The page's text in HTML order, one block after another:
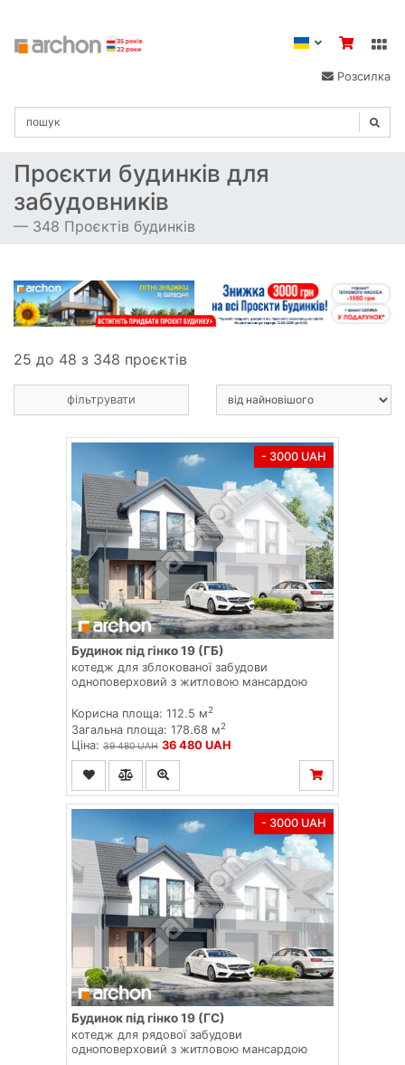
Розсилка
Проєкти будинків для
забудовників
348 Проєктів будинків
25 до 48 з 348 проєктів
фільтрувати
- 3000 UAH
Будинок під гінко 19 (ГБ)
котедж для зблокованої забудови
одноповерховий з житловою мансардою
Корисна площа: 112.5 м2
Загальна площа: 178.68 м2
Ціна: 39 480 UAH 36 480 UAH
- 3000 UAH
Будинок під гінко 19 (ГС)
котедж для рядової забудови
одноповерховий з житловою мансардою